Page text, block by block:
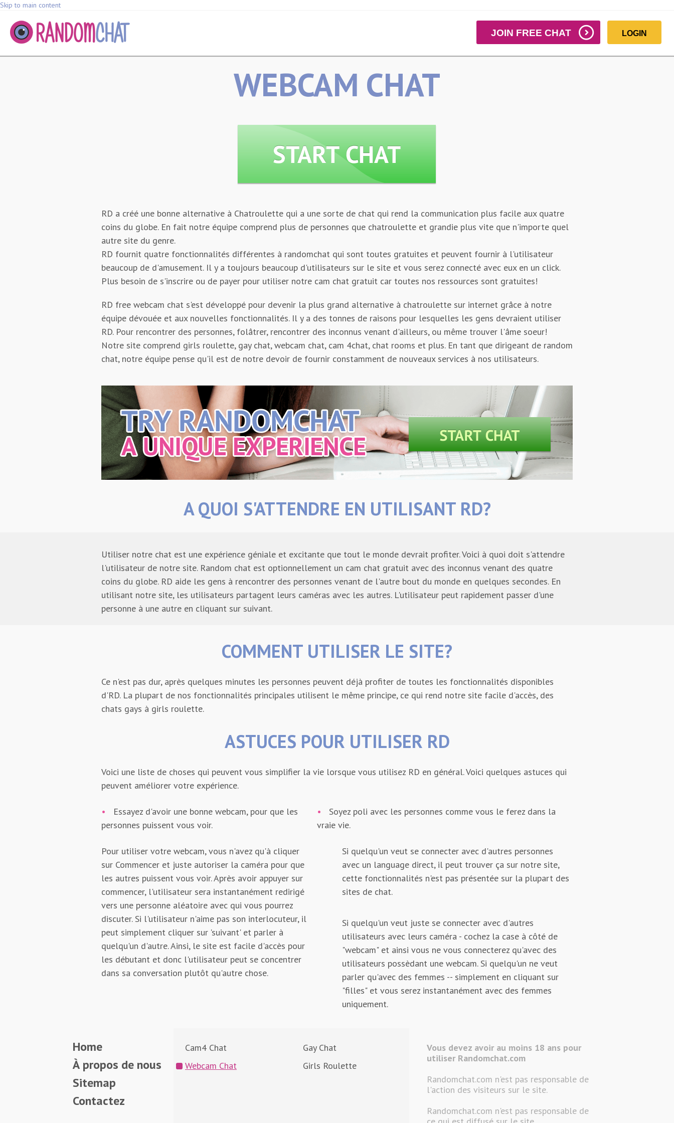
Skip to main content
JOIN FREE CHAT LOGIN
WEBCAM CHAT
RD a créé une bonne alternative à Chatroulette qui a une sorte de chat qui rend la communication plus facile aux quatre
coins du globe. En fait notre équipe comprend plus de personnes que chatroulette et grandie plus vite que n'importe quel
autre site du genre.
RD fournit quatre fonctionnalités différentes à randomchat qui sont toutes gratuites et peuvent fournir à l'utilisateur
beaucoup de d'amusement. Il y a toujours beaucoup d'utilisateurs sur le site et vous serez connecté avec eux en un click.
Plus besoin de s'inscrire ou de payer pour utiliser notre cam chat gratuit car toutes nos ressources sont gratuites!
RD free webcam chat s'est développé pour devenir la plus grand alternative à chatroulette sur internet grâce à notre
équipe dévouée et aux nouvelles fonctionnalités. Il y a des tonnes de raisons pour lesquelles les gens devraient utiliser
RD. Pour rencontrer des personnes, folâtrer, rencontrer des inconnus venant d'ailleurs, ou même trouver l'âme soeur!
Notre site comprend girls roulette, gay chat, webcam chat, cam 4chat, chat rooms et plus. En tant que dirigeant de random
chat, notre équipe pense qu'il est de notre devoir de fournir constamment de nouveaux services à nos utilisateurs.
A QUOI S'ATTENDRE EN UTILISANT RD?
Utiliser notre chat est une expérience géniale et excitante que tout le monde devrait profiter. Voici à quoi doit s'attendre
l'utilisateur de notre site. Random chat est optionnellement un cam chat gratuit avec des inconnus venant des quatre
coins du globe. RD aide les gens à rencontrer des personnes venant de l'autre bout du monde en quelques secondes. En
utilisant notre site, les utilisateurs partagent leurs caméras avec les autres. L'utilisateur peut rapidement passer d'une
personne à une autre en cliquant sur suivant.
COMMENT UTILISER LE SITE?
Ce n'est pas dur, après quelques minutes les personnes peuvent déjà profiter de toutes les fonctionnalités disponibles
d'RD. La plupart de nos fonctionnalités principales utilisent le même principe, ce qui rend notre site facile d'accès, des
chats gays à girls roulette.
ASTUCES POUR UTILISER RD
Voici une liste de choses qui peuvent vous simplifier la vie lorsque vous utilisez RD en général. Voici quelques astuces qui
peuvent améliorer votre expérience.
•
Essayez d'avoir une bonne webcam, pour que les
personnes puissent vous voir.
•
Soyez poli avec les personnes comme vous le ferez dans la
vraie vie.
Pour utiliser votre webcam, vous n'avez qu'à cliquer
sur Commencer et juste autoriser la caméra pour que
les autres puissent vous voir. Après avoir appuyer sur
commencer, l'utilisateur sera instantanément redirigé
vers une personne aléatoire avec qui vous pourrez
discuter. Si l'utilisateur n'aime pas son interlocuteur, il
peut simplement cliquer sur 'suivant' et parler à
quelqu'un d'autre. Ainsi, le site est facile d'accès pour
les débutant et donc l'utilisateur peut se concentrer
dans sa conversation plutôt qu'autre chose.
Si quelqu'un veut se connecter avec d'autres personnes
avec un language direct, il peut trouver ça sur notre site,
cette fonctionnalités n'est pas présentée sur la plupart des
sites de chat.
Si quelqu'un veut juste se connecter avec d'autres
utilisateurs avec leurs caméra - cochez la case à côté de
"webcam" et ainsi vous ne vous connecterez qu'avec des
utilisateurs possèdant une webcam. Si quelqu'un ne veut
parler qu'avec des femmes -- simplement en cliquant sur
"filles" et vous serez instantanément avec des femmes
uniquement.
Home
À propos de nous
Sitemap
Contactez
Cam4 Chat
Gay Chat
Webcam Chat
Girls Roulette
Vous devez avoir au moins 18 ans pour
utiliser Randomchat.com
Randomchat.com n'est pas responsable de
l'action des visiteurs sur le site.
Randomchat.com n'est pas responsable de